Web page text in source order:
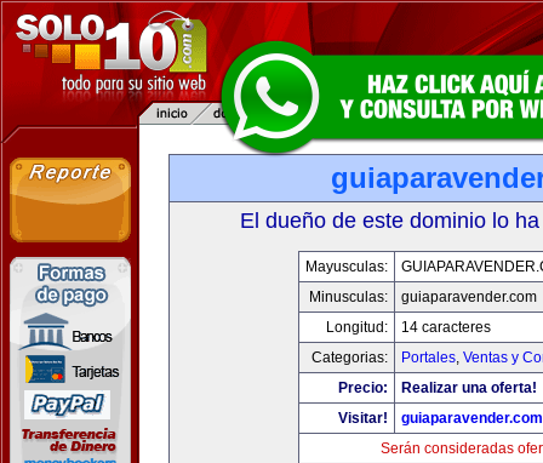
El dueño de este dominio lo
Mayusculas:
Minusculas:
guiaparavender.com
Longitud:
14 caracteres
Categorias:
Portales, Ventas y
Precio:
Realizar una oferta!
Visitar!
guiaparavender.com
Serán consideradas